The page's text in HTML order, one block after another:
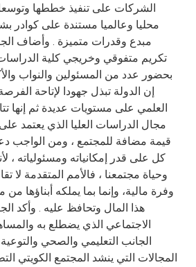
الشركات على تنفيذ خططها
محليا وعالميا مستندة على كوادر
مبدع وقدرات متميزة . وأضاف
تكريم متفوقي وخريجي كلية الدراسات
بحضور عدد من المسئولين والنواب
إن الدولة تبذل جهودا لإتاحة
العلمي على مستويات عديدة ثم إنها
مجال الدراسات العليا الذي يعتمد
قيمة مضافة للمجتمع ، ومن الواجب
كل على قدر إمكانياته ومسئولياته ،
وحياة مجتمعنا ، فالأمم المتقدمة
وفرة مالية، وإنما بما يملكه أبناؤها
هذا المال وتحافظ عليه . وأكد
الاجتماعي الذي يضطلع به
الجانب التعليمي والصحي
المجالات التي ينشد المجتمع الكويتي